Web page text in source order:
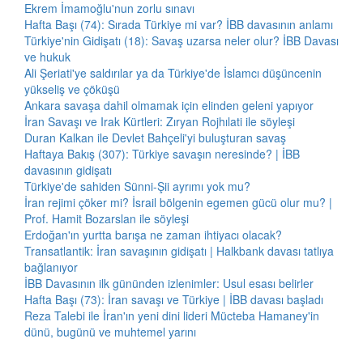
Ekrem İmamoğlu'nun zorlu sınavı
Hafta Başı (74): Sırada Türkiye mi var? İBB davasının anlamı
Türkiye'nin Gidişatı (18): Savaş uzarsa neler olur? İBB Davası
ve hukuk
Ali Şeriati'ye saldırılar ya da Türkiye'de İslamcı düşüncenin
yükseliş ve çöküşü
Ankara savaşa dahil olmamak için elinden geleni yapıyor
İran Savaşı ve Irak Kürtleri: Zıryan Rojhılati ile söyleşi
Duran Kalkan ile Devlet Bahçeli'yi buluşturan savaş
Haftaya Bakış (307): Türkiye savaşın neresinde? | İBB
davasının gidişatı
Türkiye'de sahiden Sünni-Şii ayrımı yok mu?
İran rejimi çöker mi? İsrail bölgenin egemen gücü olur mu? |
Prof. Hamit Bozarslan ile söyleşi
Erdoğan'ın yurtta barışa ne zaman ihtiyacı olacak?
Transatlantik: İran savaşının gidişatı | Halkbank davası tatlıya
bağlanıyor
İBB Davasının ilk gününden izlenimler: Usul esası belirler
Hafta Başı (73): İran savaşı ve Türkiye | İBB davası başladı
Reza Talebi ile İran'ın yeni dini lideri Mücteba Hamaney'in
dünü, bugünü ve muhtemel yarını